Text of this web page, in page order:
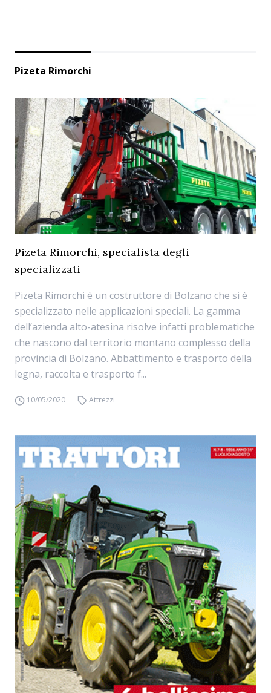
Pizeta Rimorchi
Pizeta Rimorchi, specialista degli
specializzati
Pizeta Rimorchi è un costruttore di Bolzano che si è
specializzato nelle applicazioni speciali. La gamma
dell’azienda alto-atesina risolve infatti problematiche
che nascono dal territorio montano complesso della
provincia di Bolzano. Abbattimento e trasporto della
legna, raccolta e trasporto f...
10/05/2020 Attrezzi